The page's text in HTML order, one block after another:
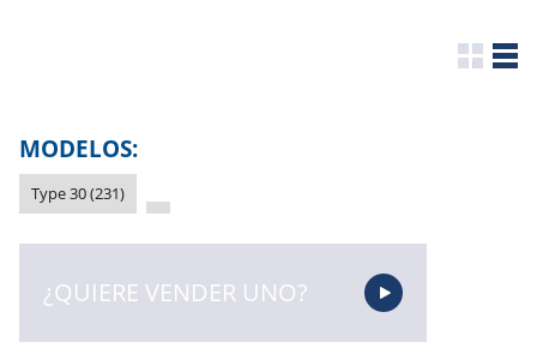
MODELOS:
Type 30 (231)
¿QUIERE VENDER UNO?